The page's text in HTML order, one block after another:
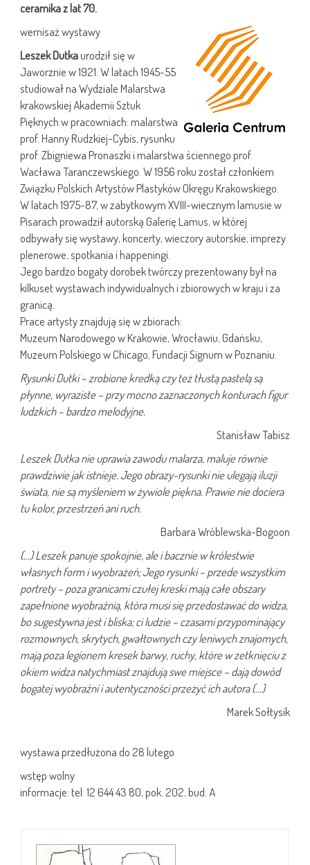
ceramika z lat 70.
wernisaż wystawy
Leszek Dutkaurodził się w
Jaworznie w 1921. W latach 1945-55
studiował na Wydziale Malarstwa
krakowskiej Akademii Sztuk
Pięknych w pracowniach: malarstwa
prof. Hanny Rudzkiej-Cybis, rysunku
prof. Zbigniewa Pronaszki i malarstwa ściennego prof.
Wacława Taranczewskiego. W 1956 roku został członkiem
Związku Polskich Artystów Plastyków Okręgu Krakowskiego.
W latach 1975-87, w zabytkowym XVIII-wiecznym lamusie w
Pisarach prowadził autorską Galerię Lamus, w której
odbywały się wystawy, koncerty, wieczory autorskie, imprezy
plenerowe, spotkania i happeningi.
Jego bardzo bogaty dorobek twórczy prezentowany był na
kilkuset wystawach indywidualnych i zbiorowych w kraju i za
granicą.
Prace artysty znajdują się w zbiorach:
Muzeum Narodowego w Krakowie, Wrocławiu, Gdańsku,
Muzeum Polskiego w Chicago, Fundacji Signum w Poznaniu.
Rysunki Dutki – zrobione kredką czy też tłustą pastelą są
płynne, wyraziste – przy mocno zaznaczonych konturach figur
ludzkich – bardzo melodyjne.
Stanisław Tabisz
Leszek Dutka nie uprawia zawodu malarza, maluje równie
prawdziwie jak istnieje. Jego obrazy-rysunki nie ulegają iluzji
świata, nie są myśleniem w żywiole piękna. Prawie nie dociera
tu kolor, przestrzeń ani ruch.
Barbara Wróblewska-Bogoon
(…) Leszek panuje spokojnie, ale i bacznie w królestwie
własnych form i wyobrażeń; Jego rysunki – przede wszystkim
portrety – poza granicami czułej kreski mają całe obszary
zapełnione wyobraźnią, która musi się przedostawać do widza,
bo sugestywna jest i bliska; ci ludzie – czasami przypominający
rozmownych, skrytych, gwałtownych czy leniwych znajomych,
mają poza legionem kresek barwy, ruchy, które w zetknięciu z
okiem widza natychmiast znajdują swe miejsce – dają dowód
bogatej wyobraźni i autentyczności przeżyć ich autora (…)
Marek Sołtysik
wystawa przedłużona do 28 lutego
wstęp wolny
informacje: tel. 12 644 43 80, pok. 202, bud. A